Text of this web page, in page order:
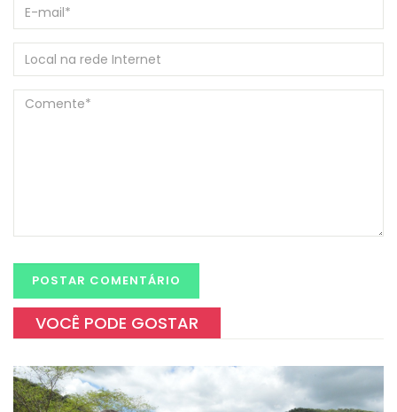
VOCÊ PODE GOSTAR